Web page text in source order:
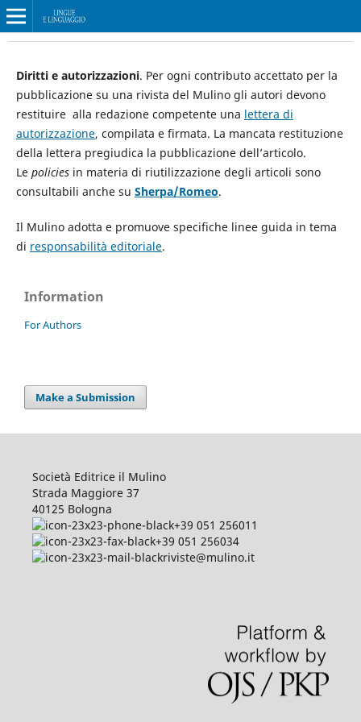
Diritti e autorizzazioni. Per ogni contributo accettato per la
pubblicazione su una rivista del Mulino gli autori devono
restituire alla redazione competente una lettera di
autorizzazione, compilata e firmata. La mancata restituzione
della lettera pregiudica la pubblicazione dell’articolo.
Le policiesin materia di riutilizzazione degli articoli sono
consultabili anche su Sherpa/Romeo.
Il Mulino adotta e promuove specifiche linee guida in tema
di responsabilità editoriale.
Information
For Authors
Make a Submission
Società Editrice il Mulino
Strada Maggiore 37
40125 Bologna
+39 051 256011
+39 051 256034
riviste@mulino.it